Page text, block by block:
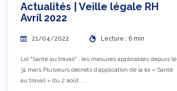
Actualités | Veille légale RH
Avril 2022
21/04/2022 Lecture : 6 min
Loi "Santé au travail" : les mesures applicables depuis le
31 mars Plusieurs décrets d’application de la loi « Santé
au travail » du 2 août ....